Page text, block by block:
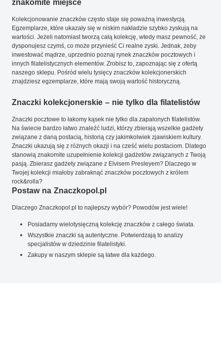
znakomite miejsce
Kolekcjonowanie znaczków często staje się poważną inwestycją.
Egzemplarze, które ukazały się w niskim nakładzie szybko zyskują na
wartości. Jeżeli natomiast tworzą całą kolekcję, wtedy masz pewność, że
dysponujesz czymś, co może przynieść Ci realne zyski. Jednak, żeby
inwestować mądrze, uprzednio poznaj rynek znaczków pocztowych i
innych filatelistycznych elementów. Zrobisz to, zapoznając się z ofertą
naszego sklepu. Pośród wielu tysięcy znaczków kolekcjonerskich
znajdziesz egzemplarze, które mają swoją wartość historyczną.
Znaczki kolekcjonerskie – nie tylko dla filatelistów
Znaczki pocztowe to łakomy kąsek nie tylko dla zapalonych filatelistów.
Na świecie bardzo łatwo znaleźć ludzi, którzy zbierają wszelkie gadżety
związane z daną postacią, historią czy jakimkolwiek zjawiskiem kultury.
Znaczki ukazują się z różnych okazji i na cześć wielu postaciom. Dlatego
stanowią znakomite uzupełnienie kolekcji gadżetów związanych z Twoją
pasją. Zbierasz gadżety związane z Elvisem Presleyem? Dlaczego w
Twojej kolekcji miałoby zabraknąć znaczków pocztowych z królem
rock&rolla?
Postaw na Znaczkopol.pl
Dlaczego Znaczkopol.pl to najlepszy wybór? Powodów jest wiele!
Posiadamy wielotysięczną kolekcję znaczków z całego świata.
Wszystkie znaczki są autentyczne. Potwierdzają to analizy
specjalistów w dziedzinie filatelistyki.
Zakupy w naszym sklepie są łatwe dla każdego.